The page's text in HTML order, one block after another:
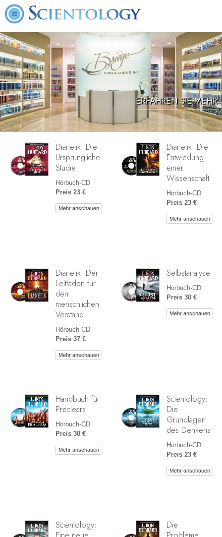
ERFAHREN SIE MEHR
Dianetik: Die
Ursprüngliche
Studie
Hörbuch-CD
Preis 23 €
Mehr anschauen
Dianetik: Die
Entwicklung
einer
Wissenschaft
Hörbuch-CD
Preis 23 €
Mehr anschauen
Dianetik: Der
Leitfaden für
den
menschlichen
Verstand
Hörbuch-CD
Preis 37 €
Mehr anschauen
Selbstanalyse
Hörbuch-CD
Preis 30 €
Mehr anschauen
Handbuch für
Preclears
Hörbuch-CD
Preis 30 €
Mehr anschauen
Scientology:
Die
Grundlagen
des Denkens
Hörbuch-CD
Preis 23 €
Mehr anschauen
Scientology:
Die